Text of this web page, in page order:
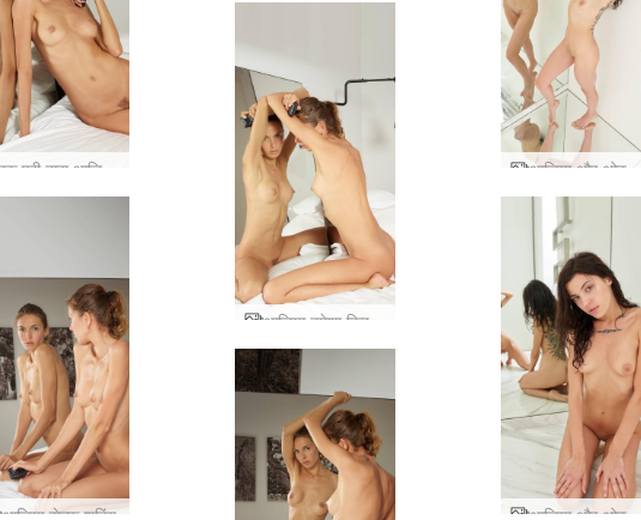
एक परी द्वारा आलिया कला आलिया और ओक्सी सार
आलिया सेल्फ शूटिंग आलिया और ओक्सी कलात्मकता का दर्पण हैं